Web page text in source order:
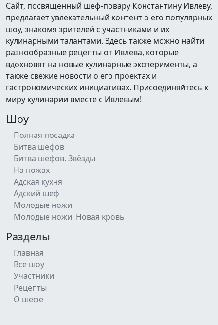
Сайт, посвященный шеф-повару Константину Ивлеву,
предлагает увлекательный контент о его популярных
шоу, знакомя зрителей с участниками и их
кулинарными талантами. Здесь также можно найти
разнообразные рецепты от Ивлева, которые
вдохновят на новые кулинарные эксперименты, а
также свежие новости о его проектах и
гастрономических инициативах. Присоединяйтесь к
миру кулинарии вместе с Ивлевым!
Шоу
Полная посадка
Битва шефов
Битва шефов. Звёзды
На ножах
Адская кухня
Адский шеф
Молодые ножи
Молодые ножи. Новая кровь
Разделы
Главная
Все шоу
Участники
Рецепты
О шефе